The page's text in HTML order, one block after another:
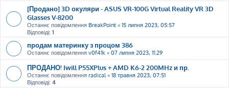
[Продано] 3D окуляри - ASUS VR-100G Virtual Reality VR 3D
Glasses V-8200
Останнє повідомлення BreakPoint « 15 липня 2023, 05:57
Відповіді: 1
продам материнку з процом 386
Останнє повідомлення v0f41k « 07 липня 2023, 11:29
ПРОДАНО! Iwill P55XPlus + AMD K6-2 200MHz и пр.
Останнє повідомлення radical« 18 травня 2023, 07:51
Відповіді: 4